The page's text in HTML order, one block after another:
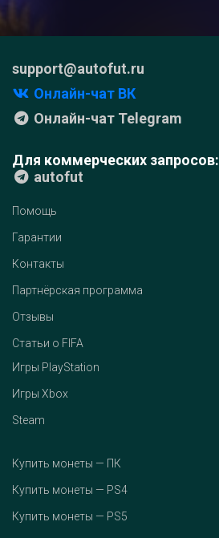
support@autofut.ru
Онлайн-чат ВК
Онлайн-чат Telegram
Для коммерческих запросов:
autofut
Помощь
Гарантии
Контакты
Партнёрская программа
Отзывы
Статьи о FIFA
Игры PlayStation
Игры Xbox
Steam
Купить монеты — ПК
Купить монеты — PS4
Купить монеты — PS5